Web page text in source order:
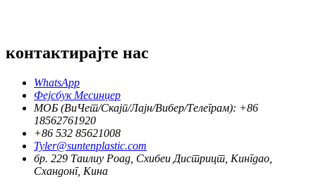
контактирајте нас
WhatsApp
Фејсбук Месинџер
МОБ (ВиЧет/Скајп/Лајн/Вибер/Телеграм): +86
18562761920
+86 532 85621008
Tyler@suntenplastic.com
бр. 229 Таилиу Роад, Схибеи Дистрицт, Кингдао,
Схандонг, Кина